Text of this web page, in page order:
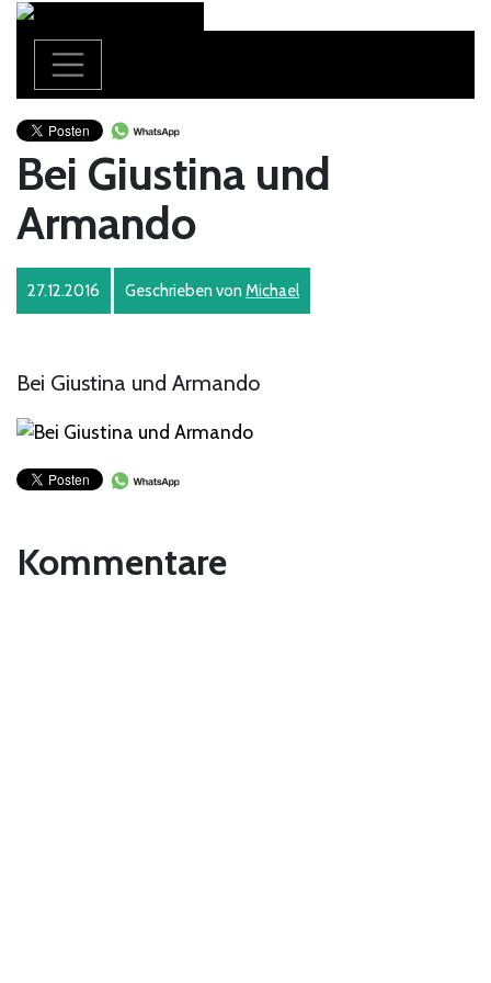
Bei Giustina und
Armando
27.12.2016 Geschrieben von Michael
Bei Giustina und Armando
Kommentare